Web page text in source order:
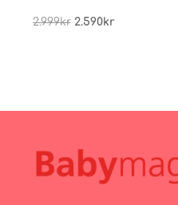
2.999kr Opprinnelig
2.590krNåværende